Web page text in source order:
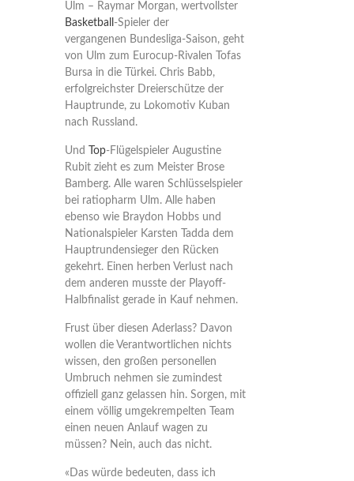
Ulm – Raymar Morgan, wertvollster
Basketball -Spieler der
vergangenen Bundesliga-Saison, geht
von Ulm zum Eurocup-Rivalen Tofas
Bursa in die Türkei. Chris Babb,
erfolgreichster Dreierschütze der
Hauptrunde, zu Lokomotiv Kuban
nach Russland.
Und Top-Flügelspieler Augustine
Rubit zieht es zum Meister Brose
Bamberg. Alle waren Schlüsselspieler
bei ratiopharm Ulm. Alle haben
ebenso wie Braydon Hobbs und
Nationalspieler Karsten Tadda dem
Hauptrundensieger den Rücken
gekehrt. Einen herben Verlust nach
dem anderen musste der Playoff-
Halbfinalist gerade in Kauf nehmen.
Frust über diesen Aderlass? Davon
wollen die Verantwortlichen nichts
wissen, den großen personellen
Umbruch nehmen sie zumindest
offiziell ganz gelassen hin. Sorgen, mit
einem völlig umgekrempelten Team
einen neuen Anlauf wagen zu
müssen? Nein, auch das nicht.
«Das würde bedeuten, dass ich